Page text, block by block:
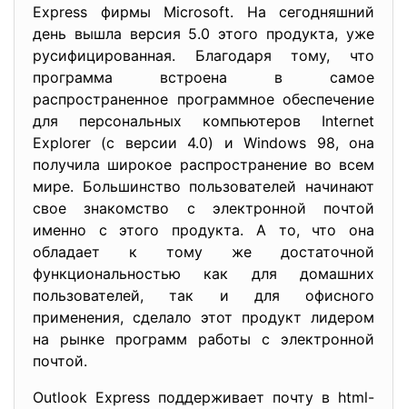
Express фирмы Microsoft. На сегодняшний
день вышла версия 5.0 этого продукта, уже
русифицированная. Благодаря тому, что
программа встроена в самое
распространенное программное обеспечение
для персональных компьютеров Internet
Explorer (с версии 4.0) и Windows 98, она
получила широкое распространение во всем
мире. Большинство пользователей начинают
свое знакомство с электронной почтой
именно с этого продукта. А то, что она
обладает к тому же достаточной
функциональностью как для домашних
пользователей, так и для офисного
применения, сделало этот продукт лидером
на рынке программ работы с электронной
почтой.
Outlook Express поддерживает почту в html-